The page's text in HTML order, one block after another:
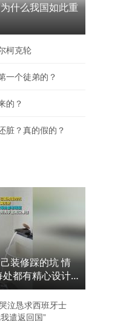
设计、舒适、驾控全面升级
匹黑马吗
什么我国如此重
柯克轮
一个徒弟的？
的？
脏？真的假的？
装修踩的坑 情
都有精心设计
一开始我没笑
泣恳求西班牙士
遣返回国”